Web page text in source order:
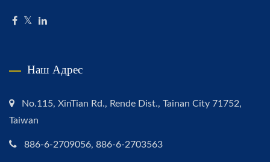
Наш Адрес
No.115, XinTian Rd., Rende Dist., Tainan City 71752,
Taiwan
886-6-2709056, 886-6-2703563